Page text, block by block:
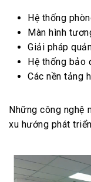
Hệ thống
Màn hình
Giải pháp
Hệ thống bảo
Các nền tảng
Những công nghệ
xu hướng phát